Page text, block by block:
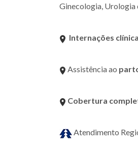
Ginecologia, Urologia
Internações
Assistência ao
Cobertura
Atendimento